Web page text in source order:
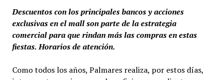
Descuentos con los principales bancos y acciones
exclusivas en el mall son parte de la estrategia
comercial para que rindan más las compras en estas
fiestas. Horarios de atención.
Como todos los años, Palmares realiza, por estos días,